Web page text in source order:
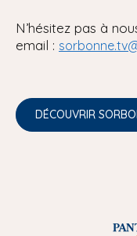
N’hésitez pas à
email :
DÉCOUVRIR